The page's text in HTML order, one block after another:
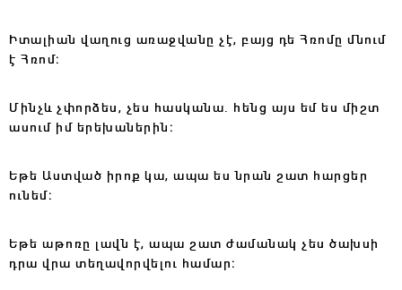
Իտալիան վաղուց առաջվանը չէ, բայց դե Հռոմը մնում
է Հռոմ։
Մինչև չփորձես, չես հասկանա․ հենց այս եմ ես միշտ
ասում իմ երեխաներին։
Եթե Աստված իրոք կա, ապա ես նրան շատ հարցեր
ունեմ։
Եթե աթոռը լավն է, ապա շատ ժամանակ չես ծախսի
դրա վրա տեղավորվելու համար։